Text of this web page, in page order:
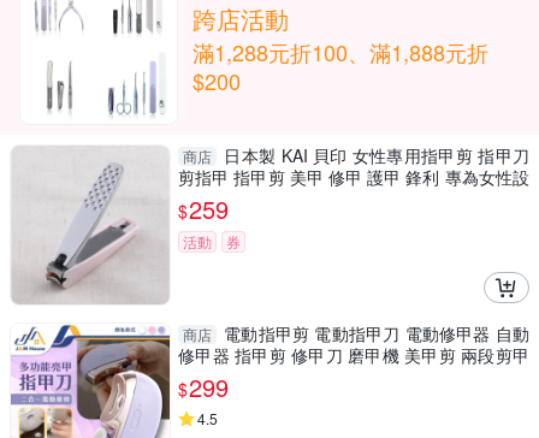
跨店活動
滿1,288元折100、滿1,888元折
$200
商店
日本製 KAI 貝印 女性專用指甲剪 指甲刀
剪指甲 指甲剪 美甲 修甲 護甲 鋒利 專為女性設
計 指甲剪
$259
活動 券
商店
電動指甲剪 電動指甲刀 電動修甲器 自動
修甲器 指甲剪 修甲刀 磨甲機 美甲剪 兩段剪甲
模式
$299
4.5